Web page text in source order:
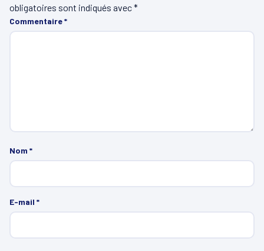
obligatoires sont indiqués avec*
Commentaire*
Nom *
E-mail *